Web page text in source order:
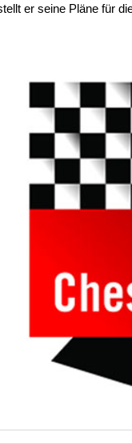
er seine Pläne für